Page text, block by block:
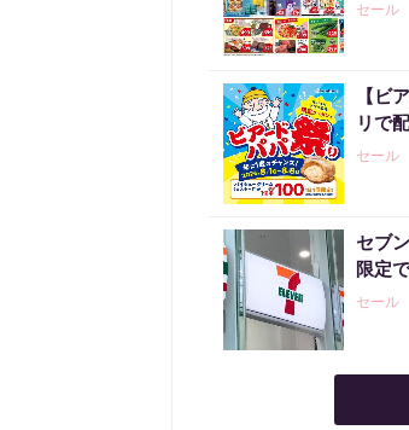
セール
【ビ
リで
セール
セブ
限定
セール